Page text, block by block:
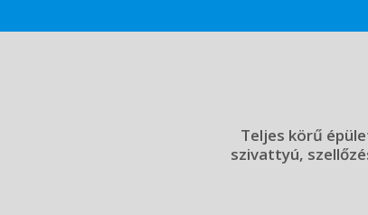
Teljes körű
szivattyú,